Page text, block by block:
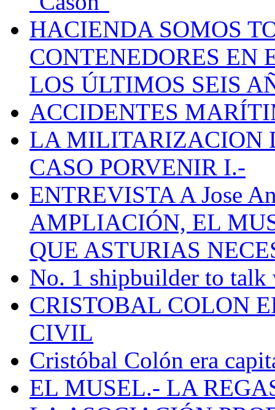
HACIENDA SOMOS
CONTENEDORES EN
LOS ÚLTIMOS SEIS
ACCIDENTES
LA MILITARIZACION
CASO PORVENIR I.-
ENTREVISTA A Jose
AMPLIACIÓN, EL
QUE ASTURIAS
No. 1 shipbuilder to talk
CRISTOBAL COLON
CIVIL
Cristóbal Colón era
EL MUSEL.- LA